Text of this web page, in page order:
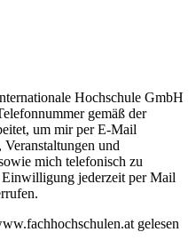
Hochschule GmbH
gemäß der
um mir per E-Mail
und
mich telefonisch zu
jederzeit per Mail
gelesen